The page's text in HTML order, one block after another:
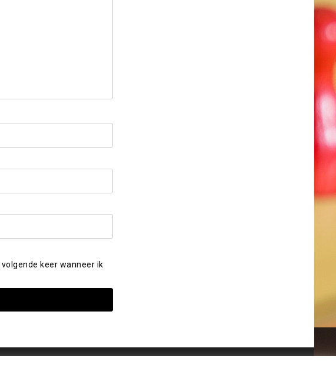
keer wanneer ik